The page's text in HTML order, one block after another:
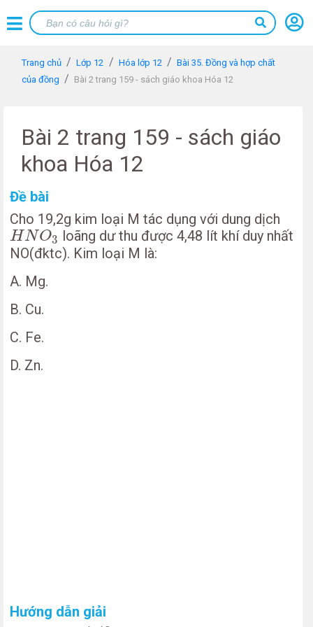
Trang chủ Lớp 12 Hóa lớp 12
Bài 35. Đồng và hợp chất
của đồng
Bài 2 trang 159 - sách giáo khoa Hóa 12
Bài 2 trang 159 - sách giáo
khoa Hóa 12
Đề bài
Cho 19,2g kim loại M tác dụng với dung dịch
HNO3
HNO3 loãng dư thu được 4,48 lít khí duy nhất
NO(đktc). Kim loại M là:
A. Mg.
B. Cu.
C. Fe.
D. Zn.
Hướng dẫn giải